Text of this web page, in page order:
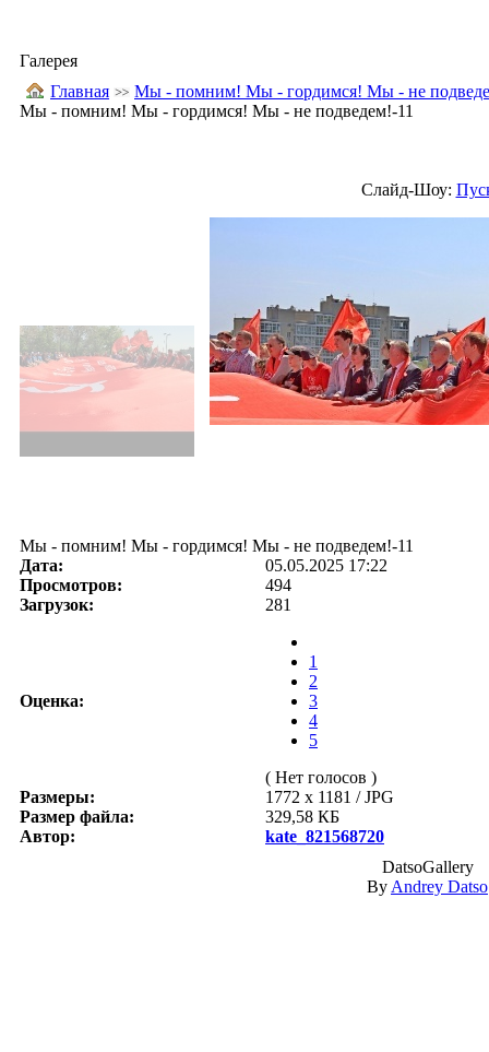
Галерея
Главная
Мы - помним! Мы - гордимся! Мы - не
Мы - помним! Мы - гордимся! Мы - не подведем!-11
Слайд-Шоу:
Мы - помним! Мы - гордимся! Мы - не подведем!-11
Дата:
05.05.2025 17:22
Просмотров:
494
Загрузок:
281
Оценка:
1
2
3
4
5
( Нет голосов )
Размеры:
1772 x 1181 / JPG
Размер файла:
329,58 КБ
Автор:
kate_821568720
DatsoGallery
By Andrey Datso